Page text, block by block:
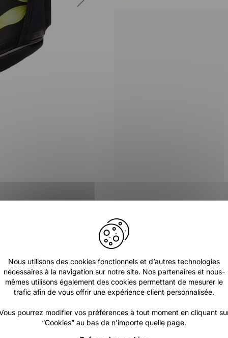
Nous utilisons des cookies fonctionnels et d’autres technologies
nécessaires à la navigation sur notre site. Nos partenaires et nous-
mêmes utilisons également des cookies permettant de mesurer le
trafic afin de vous offrir une expérience client personnalisée.
pourrez modifier vos préférences à tout moment en cliquant
“Cookies” au bas de n'importe quelle page.